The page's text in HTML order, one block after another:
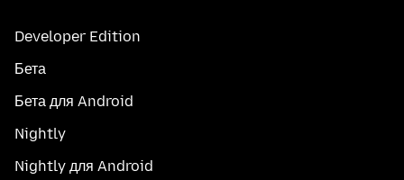
Developer Edition
Бета
Бета для Android
Nightly
Nightly для Android